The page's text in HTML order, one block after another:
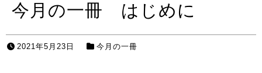
今月の一冊 はじめに
2021年5月23日 今月の一冊